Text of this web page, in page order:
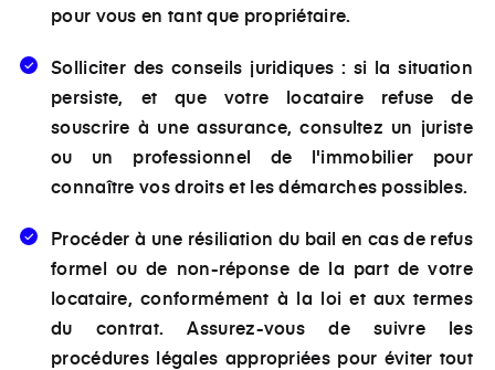
pour vous en tant que propriétaire.
Solliciter des conseils juridiques : si la situation
persiste, et que votre locataire refuse de
souscrire à une assurance, consultez un juriste
ou un professionnel de l'immobilier pour
connaître vos droits et les démarches possibles.
Procéder à une résiliation du bailen cas de refus
formel ou de non-réponse de la part de votre
locataire, conformément à la loi et aux termes
du contrat. Assurez-vous de suivre les
procédures légales appropriées pour éviter tout